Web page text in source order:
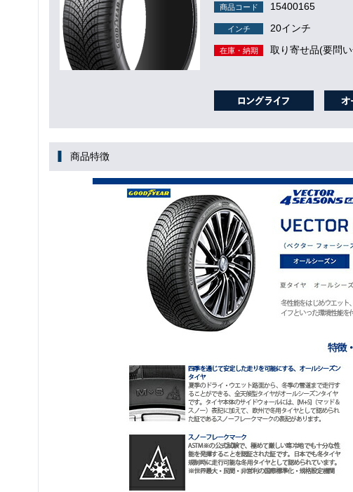
商品コード 15400165
インチ 20インチ
在庫・納期 取り寄せ品(要問
商品特徴